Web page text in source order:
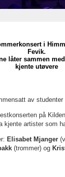
i
Fevik.
låter sammen
kjente utøvere
av
på
kjente artister som
Elisabet Mjanger
(trommer) og